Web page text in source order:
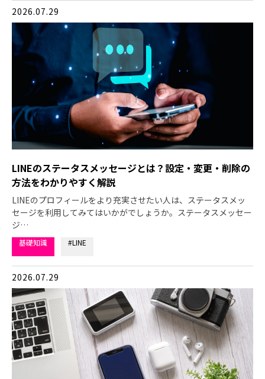
2026.07.29
LINEのステータスメッセージとは？設定・変更・削除の
方法をわかりやすく解説
LINEのプロフィールをより充実させたい人は、ステータスメッ
セージを利用してみてはいかがでしょうか。ステータスメッセー
ジ…
基礎知識 #LINE
2026.07.29